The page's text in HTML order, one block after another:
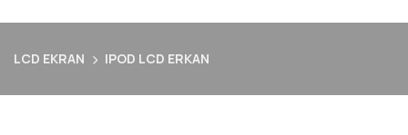
LCD EKRAN IPOD LCD ERKAN